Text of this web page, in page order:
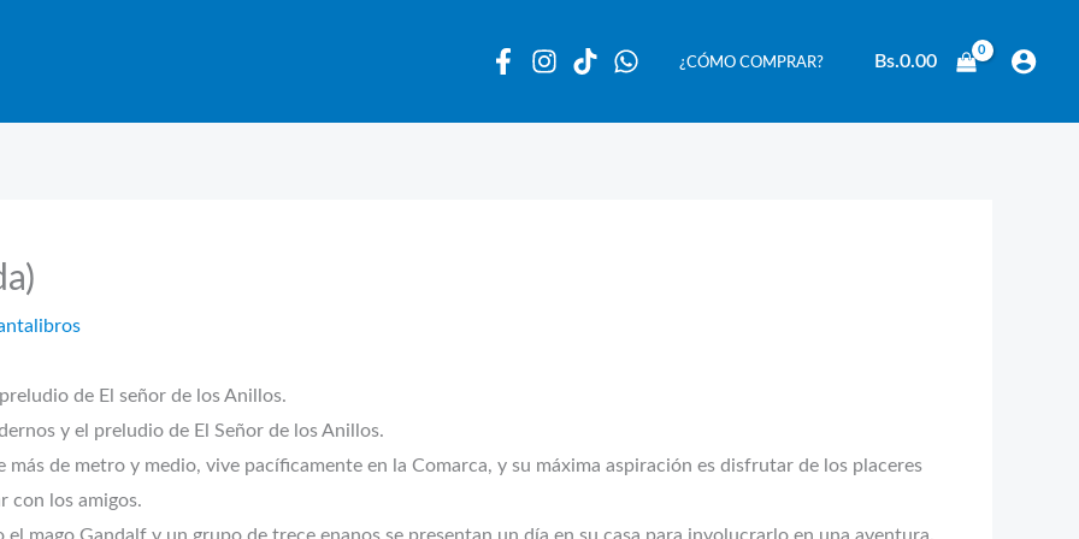
¿CÓMO COMPRAR? Bs.0.00
de El señor de los Anillos.
y el preludio de El Señor de los Anillos.
de metro y medio, vive pacíficamente en la Comarca, y su máxima aspiración es disfrutar de los placeres
con los amigos.